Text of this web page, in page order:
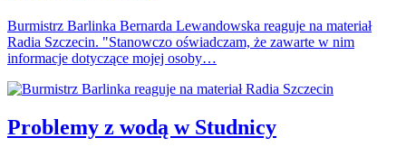
Burmistrz Barlinka Bernarda Lewandowska reaguje na materiał
Radia Szczecin. "Stanowczo oświadczam, że zawarte w nim
informacje dotyczące mojej osoby…
Problemy z wodą w Studnicy